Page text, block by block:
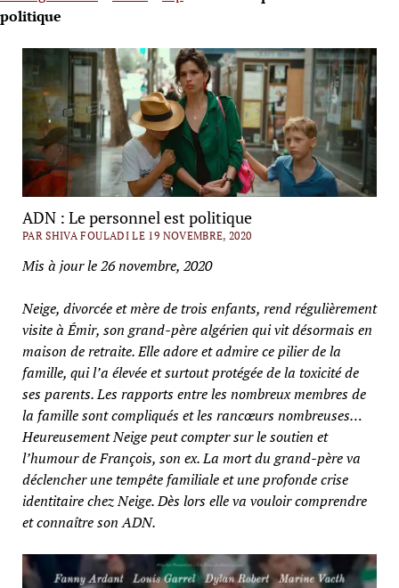
politique
ADN : Le personnel est politique
PAR SHIVA FOULADI LE 19 NOVEMBRE, 2020
Mis à jour le 26 novembre, 2020
Neige, divorcée et mère de trois enfants, rend régulièrement
visite à Émir, son grand-père algérien qui vit désormais en
maison de retraite. Elle adore et admire ce pilier de la
famille, qui l’a élevée et surtout protégée de la toxicité de
ses parents. Les rapports entre les nombreux membres de
la famille sont compliqués et les rancœurs nombreuses…
Heureusement Neige peut compter sur le soutien et
l’humour de François, son ex. La mort du grand-père va
déclencher une tempête familiale et une profonde crise
identitaire chez Neige. Dès lors elle va vouloir comprendre
et connaître son ADN.